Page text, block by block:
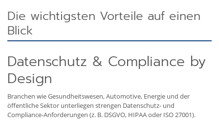
Die wichtigsten Vorteile auf einen
Blick
Datenschutz & Compliance by
Design
Branchen wie Gesundheitswesen, Automotive, Energie und der
öffentliche Sektor unterliegen strengen Datenschutz- und
Compliance-Anforderungen (z. B. DSGVO, HIPAA oder ISO 27001).